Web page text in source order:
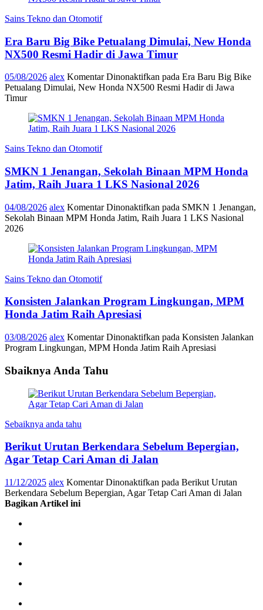
Sains Tekno dan Otomotif
Era Baru Big Bike Petualang Dimulai, New Honda
NX500 Resmi Hadir di Jawa Timur
05/08/2026 alex Komentar Dinonaktifkan pada Era Baru Big Bike
Petualang Dimulai, New Honda NX500 Resmi Hadir di Jawa
Timur
Sains Tekno dan Otomotif
SMKN 1 Jenangan, Sekolah Binaan MPM Honda
Jatim, Raih Juara 1 LKS Nasional 2026
04/08/2026 alex Komentar Dinonaktifkan pada SMKN 1 Jenangan,
Sekolah Binaan MPM Honda Jatim, Raih Juara 1 LKS Nasional
2026
Sains Tekno dan Otomotif
Konsisten Jalankan Program Lingkungan, MPM
Honda Jatim Raih Apresiasi
03/08/2026 alex Komentar Dinonaktifkan pada Konsisten Jalankan
Program Lingkungan, MPM Honda Jatim Raih Apresiasi
Sbaiknya Anda Tahu
Sebaiknya anda tahu
Berikut Urutan Berkendara Sebelum Bepergian,
Agar Tetap Cari Aman di Jalan
11/12/2025 alex Komentar Dinonaktifkan pada Berikut Urutan
Berkendara Sebelum Bepergian, Agar Tetap Cari Aman di Jalan
Bagikan Artikel ini